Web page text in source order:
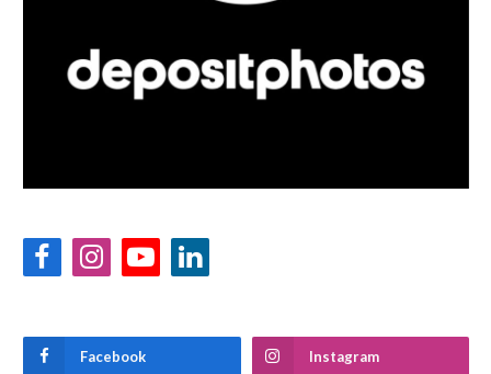
FacebookInstagramYouTubeLinkedIn
Facebook Instagram